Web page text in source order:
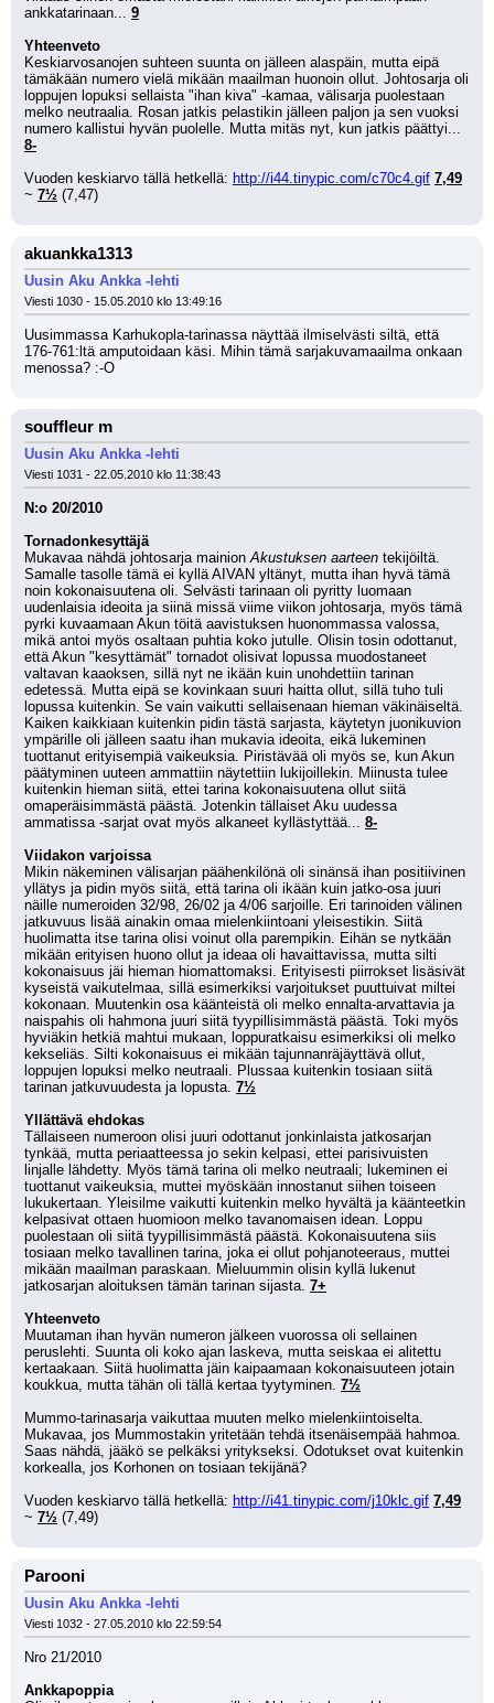
ankkatarinaan... 9
Yhteenveto
Keskiarvosanojen suhteen suunta on jälleen alaspäin, mutta eipä
tämäkään numero vielä mikään maailman huonoin ollut. Johtosarja oli
loppujen lopuksi sellaista "ihan kiva" -kamaa, välisarja puolestaan
melko neutraalia. Rosan jatkis pelastikin jälleen paljon ja sen vuoksi
8-
Vuoden keskiarvo tällä hetkellä: http://i44.tinypic.com/c70c4.gif 7,49
~ 7½ (7,47)
akuankka1313
Uusin Aku Ankka -lehti
Viesti 1030 - 15.05.2010 klo 13:49:16
Uusimmassa Karhukopla-tarinassa näyttää ilmiselvästi siltä, että
176-761:ltä amputoidaan käsi. Mihin tämä sarjakuvamaailma onkaan
menossa? :-O
souffleur m
Uusin Aku Ankka -lehti
Viesti 1031 - 22.05.2010 klo 11:38:43
N:o 20/2010
Tornadonkesyttäjä
Mukavaa nähdä johtosarja mainion Akustuksen aarteen tekijöiltä.
Samalle tasolle tämä ei kyllä AIVAN yltänyt, mutta ihan hyvä tämä
noin kokonaisuutena oli. Selvästi tarinaan oli pyritty luomaan
uudenlaisia ideoita ja siinä missä viime viikon johtosarja, myös tämä
pyrki kuvaamaan Akun töitä aavistuksen huonommassa valossa,
mikä antoi myös osaltaan puhtia koko jutulle. Olisin tosin odottanut,
että Akun "kesyttämät" tornadot olisivat lopussa muodostaneet
valtavan kaaoksen, sillä nyt ne ikään kuin unohdettiin tarinan
edetessä. Mutta eipä se kovinkaan suuri haitta ollut, sillä tuho tuli
lopussa kuitenkin. Se vain vaikutti sellaisenaan hieman väkinäiseltä.
Kaiken kaikkiaan kuitenkin pidin tästä sarjasta, käytetyn juonikuvion
ympärille oli jälleen saatu ihan mukavia ideoita, eikä lukeminen
tuottanut erityisempiä vaikeuksia. Piristävää oli myös se, kun Akun
päätyminen uuteen ammattiin näytettiin lukijoillekin. Miinusta tulee
kuitenkin hieman siitä, ettei tarina kokonaisuutena ollut siitä
omaperäisimmästä päästä. Jotenkin tällaiset Aku uudessa
ammatissa -sarjat ovat myös alkaneet kyllästyttää... 8-
Viidakon varjoissa
Mikin näkeminen välisarjan päähenkilönä oli sinänsä ihan positiivinen
yllätys ja pidin myös siitä, että tarina oli ikään kuin jatko-osa juuri
näille numeroiden 32/98, 26/02 ja 4/06 sarjoille. Eri tarinoiden välinen
jatkuvuus lisää ainakin omaa mielenkiintoani yleisestikin. Siitä
huolimatta itse tarina olisi voinut olla parempikin. Eihän se nytkään
mikään erityisen huono ollut ja ideaa oli havaittavissa, mutta silti
kokonaisuus jäi hieman hiomattomaksi. Erityisesti piirrokset lisäsivät
kyseistä vaikutelmaa, sillä esimerkiksi varjoitukset puuttuivat miltei
kokonaan. Muutenkin osa käänteistä oli melko ennalta-arvattavia ja
naispahis oli hahmona juuri siitä tyypillisimmästä päästä. Toki myös
hyviäkin hetkiä mahtui mukaan, loppuratkaisu esimerkiksi oli melko
kekseliäs. Silti kokonaisuus ei mikään tajunnanräjäyttävä ollut,
loppujen lopuksi melko neutraali. Plussaa kuitenkin tosiaan siitä
tarinan jatkuvuudesta ja lopusta. 7½
Yllättävä ehdokas
Tällaiseen numeroon olisi juuri odottanut jonkinlaista jatkosarjan
tynkää, mutta periaatteessa jo sekin kelpasi, ettei parisivuisten
linjalle lähdetty. Myös tämä tarina oli melko neutraali; lukeminen ei
tuottanut vaikeuksia, muttei myöskään innostanut siihen toiseen
lukukertaan. Yleisilme vaikutti kuitenkin melko hyvältä ja käänteetkin
kelpasivat ottaen huomioon melko tavanomaisen idean. Loppu
puolestaan oli siitä tyypillisimmästä päästä. Kokonaisuutena siis
tosiaan melko tavallinen tarina, joka ei ollut pohjanoteeraus, muttei
mikään maailman paraskaan. Mieluummin olisin kyllä lukenut
jatkosarjan aloituksen tämän tarinan sijasta. 7+
Yhteenveto
Muutaman ihan hyvän numeron jälkeen vuorossa oli sellainen
peruslehti. Suunta oli koko ajan laskeva, mutta seiskaa ei alitettu
kertaakaan. Siitä huolimatta jäin kaipaamaan kokonaisuuteen jotain
koukkua, mutta tähän oli tällä kertaa tyytyminen. 7½
Mummo-tarinasarja vaikuttaa muuten melko mielenkiintoiselta.
Mukavaa, jos Mummostakin yritetään tehdä itsenäisempää hahmoa.
Saas nähdä, jääkö se pelkäksi yritykseksi. Odotukset ovat kuitenkin
korkealla, jos Korhonen on tosiaan tekijänä?
Vuoden keskiarvo tällä hetkellä: http://i41.tinypic.com/j10klc.gif 7,49
~ 7½ (7,49)
Parooni
Uusin Aku Ankka -lehti
Viesti 1032 - 27.05.2010 klo 22:59:54
Nro 21/2010
Ankkapoppia